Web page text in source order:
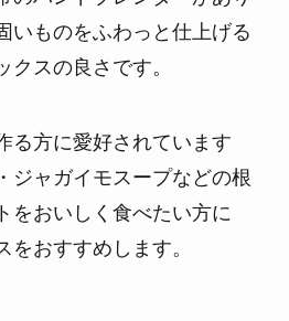
いものをふわっと仕上げる
クスの良さです。
る方に愛好されています
ジャガイモスープなどの根
をおいしく食べたい方に
をおすすめします。